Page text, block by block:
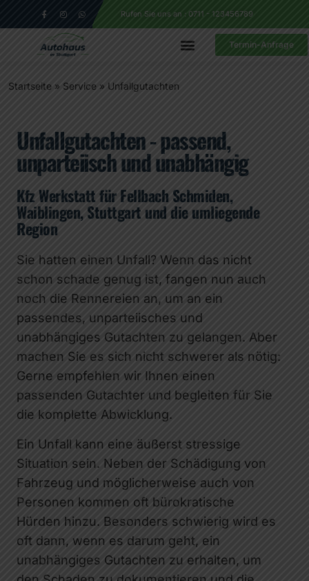
Rufen Sie uns an : 0711 - 123456789
Termin-Anfrage
Startseite » Service » Unfallgutachten
Unfallgutachten - passend,
unparteiisch und unabhängig
Kfz Werkstatt für Fellbach Schmiden,
Waiblingen, Stuttgart und die umliegende
Region
Sie hatten einen Unfall? Wenn das nicht
schon schade genug ist, fangen nun auch
noch die Rennereien an, um an ein
passendes, unparteiisches und
unabhängiges Gutachten zu gelangen. Aber
machen Sie es sich nicht schwerer als nötig:
Gerne empfehlen wir Ihnen einen
passenden Gutachter und begleiten für Sie
die komplette Abwicklung.
Ein Unfall kann eine äußerst stressige
Situation sein. Neben der Schädigung von
Fahrzeug und möglicherweise auch von
Personen kommen oft bürokratische
Hürden hinzu. Besonders schwierig wird es
oft dann, wenn es darum geht, ein
unabhängiges Gutachten zu erhalten, um